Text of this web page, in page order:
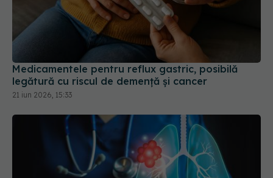
Medicamentele pentru reflux gastric, posibilă
legătură cu riscul de demență și cancer
21 iun 2026, 15:33